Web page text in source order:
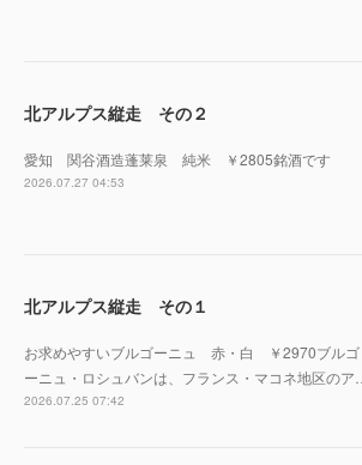
北アルプス縦走 その２
愛知 関谷酒造蓬莱泉 純米 ￥2805銘酒です
2026.07.27 04:53
北アルプス縦走 その１
お求めやすいブルゴーニュ 赤・白 ￥2970ブルゴ
ーニュ・ロシュバンは、フランス・マコネ地区のア…
2026.07.25 07:42